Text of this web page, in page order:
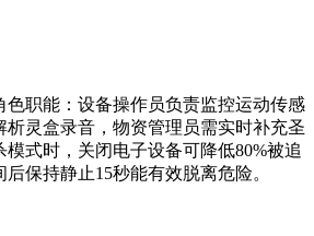
色职能：设备操作员负责监控运动传感
析灵盒录音，物资管理员需实时补充圣
式时，关闭电子设备可降低80%被追
保持静止15秒能有效脱离危险。